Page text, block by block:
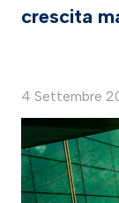
crescita
4 Settembre